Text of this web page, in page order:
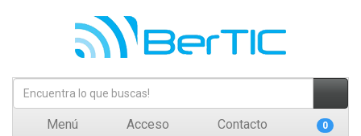
Menú Acceso Contacto 0